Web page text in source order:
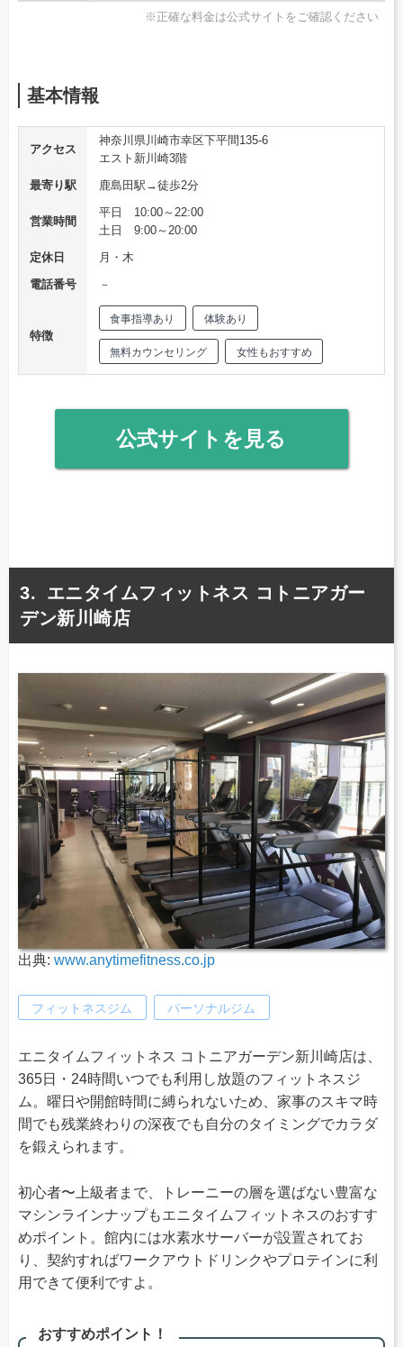
※正確な料金は公式サイトをご確認ください
基本情報
アクセス
神奈川県川崎市幸区下平間135-6
エスト新川崎3階
最寄り駅
鹿島田駅→徒歩2分
営業時間
平日 10:00～22:00
土日 9:00～20:00
定休日
月・木
電話番号
－
特徴
食事指導あり 体験あり
無料カウンセリング 女性もおすすめ
公式サイトを見る
エニタイムフィットネス コトニアガー
デン新川崎店
出典: www.anytimefitness.co.jp
フィットネスジム パーソナルジム
エニタイムフィットネス コトニアガーデン新川崎店は、
365日・24時間いつでも利用し放題のフィットネスジ
ム。曜日や開館時間に縛られないため、家事のスキマ時
間でも残業終わりの深夜でも自分のタイミングでカラダ
を鍛えられます。
初心者〜上級者まで、トレーニーの層を選ばない豊富な
マシンラインナップもエニタイムフィットネスのおすす
めポイント。館内には水素水サーバーが設置されてお
り、契約すればワークアウトドリンクやプロテインに利
用できて便利ですよ。
おすすめポイント！